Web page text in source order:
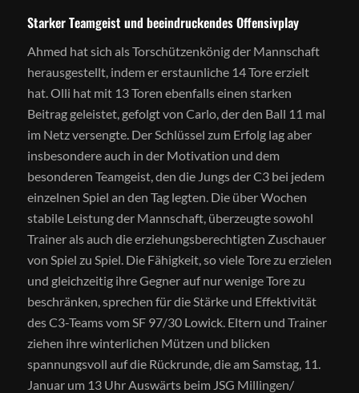
Starker Teamgeist und beeindruckendes Offensivplay
Ahmed hat sich als Torschützenkönig der Mannschaft
herausgestellt, indem er erstaunliche 14 Tore erzielt
hat. Olli hat mit 13 Toren ebenfalls einen starken
Beitrag geleistet, gefolgt von Carlo, der den Ball 11 mal
im Netz versengte. Der Schlüssel zum Erfolg lag aber
insbesondere auch in der Motivation und dem
besonderen Teamgeist, den die Jungs der C3 bei jedem
einzelnen Spiel an den Tag legten. Die über Wochen
stabile Leistung der Mannschaft, überzeugte sowohl
Trainer als auch die erziehungsberechtigten Zuschauer
von Spiel zu Spiel. Die Fähigkeit, so viele Tore zu erzielen
und gleichzeitig ihre Gegner auf nur wenige Tore zu
beschränken, sprechen für die Stärke und Effektivität
des C3-Teams vom SF 97/30 Lowick. Eltern und Trainer
ziehen ihre winterlichen Mützen und blicken
spannungsvoll auf die Rückrunde, die am Samstag, 11.
Januar um 13 Uhr Auswärts beim JSG Millingen/​